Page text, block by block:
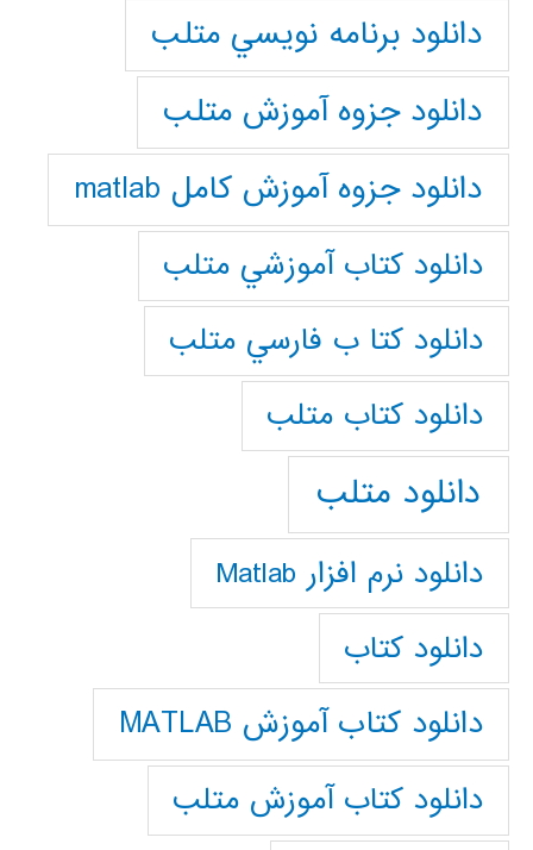
دانلود برنامه نويسي متلب
دانلود جزوه آموزش متلب
دانلود جزوه آموزش کامل matlab
دانلود كتاب آموزشي متلب
دانلود كتا ب فارسي متلب
دانلود كتاب متلب
دانلود متلب
دانلود نرم افزار Matlab
دانلود کتاب
دانلود کتاب آموزش MATLAB
دانلود کتاب آموزش متلب